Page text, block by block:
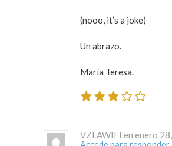
(nooo, it’s a joke)
Un abrazo.
María Teresa.